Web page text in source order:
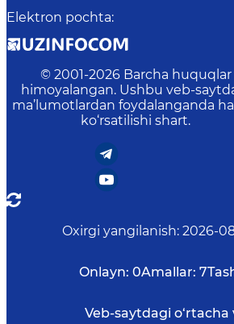
Elektron pochta:
© 2001-2026 Barcha huquqlar
himoyalangan. Ushbu veb-
ma’lumotlardan foydalanganda
ko‘rsatilishi shart.
Oxirgi yangilanish: 2026-
Onlayn: 0Amallar: 7
Veb-saytdagi o‘rtacha